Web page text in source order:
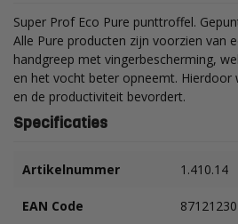
Super Prof Eco Pure punttroffel.
Alle Pure producten zijn voorzien van
handgreep met vingerbescherming,
en het vocht beter opneemt.
en de productiviteit bevordert.
Specificaties
Artikelnummer 1.410.14
EAN Code